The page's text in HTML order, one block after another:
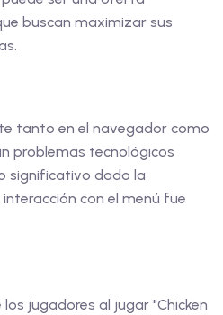
buscan maximizar sus
tanto en el navegador como
problemas tecnológicos
significativo dado la
con el menú fue
jugadores al jugar "Chicken